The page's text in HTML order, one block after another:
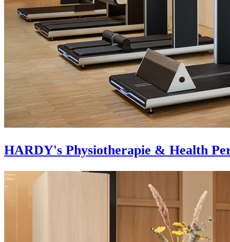
HARDY's Physiotherapie & Health